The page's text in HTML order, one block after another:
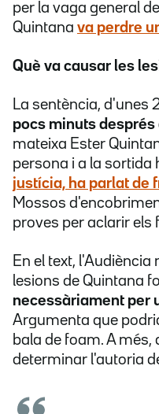
per la vaga general
Quintana va perdre
Què va causar les
La sentència, d'unes
pocs minuts després
mateixa Ester
persona i a la sortida
justícia, ha parlat de
Mossos
proves per aclarir els
En el text,
lesions de Quintana
necessàriament per
Argumenta que
bala de foam. A
determinar l'autoria